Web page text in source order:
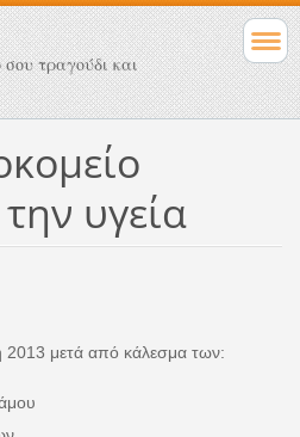
τραγούδι και
υγεία
μετά από κάλεσμα των: